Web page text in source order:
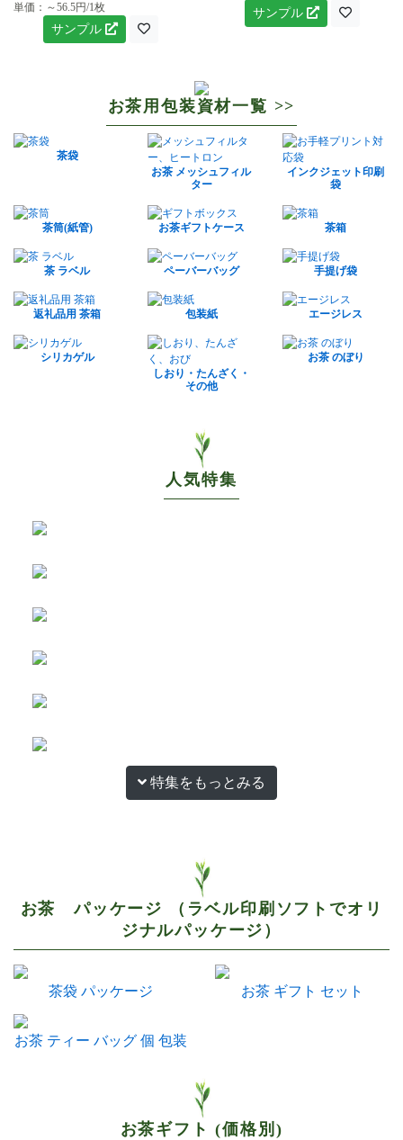
単価：～56.5円/1枚
サンプル
サンプル
お茶用包装資材一覧 >>
茶袋
お茶 メッシュフィル
ター
インクジェット印刷
袋
茶筒(紙管) お茶ギフトケース 茶箱
茶 ラベル ペーバーバッグ 手提げ袋
返礼品用 茶箱 包装紙 エージレス
シリカゲル
しおり・たんざく・
その他
お茶 のぼり
人気特集
特集をもっとみる
お茶 パッケージ （ラベル印刷ソフトでオリ
ジナルパッケージ）
茶袋 パッケージ お茶 ギフト セット
お茶 ティー バッグ 個 包装
お茶ギフト (価格別)